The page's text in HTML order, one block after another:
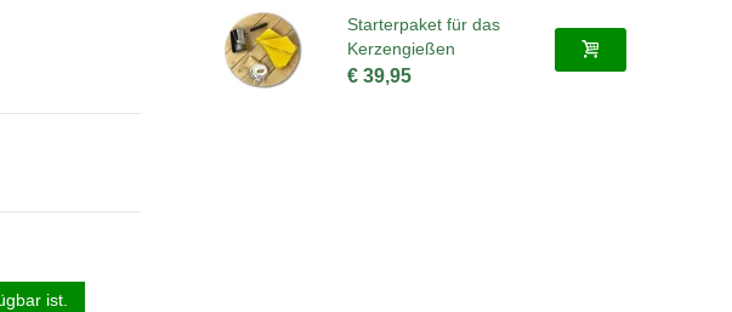
ist.
Starterpaket für das
Kerzengießen
€ 39,95